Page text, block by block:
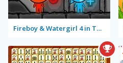
Fireboy & Watergirl 4 in The Crystal Temple